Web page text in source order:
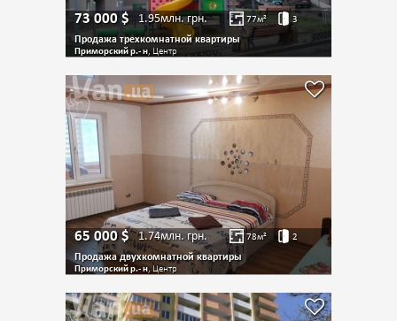
73 000 $ 1.95млн.грн. 77м² 3
Продажа трехкомнатной квартиры
Приморский р.- н, Центр
65 000$ 1.74млн.грн. 78м² 2
Продажа двухкомнатной квартиры
Приморский р.- н, Центр